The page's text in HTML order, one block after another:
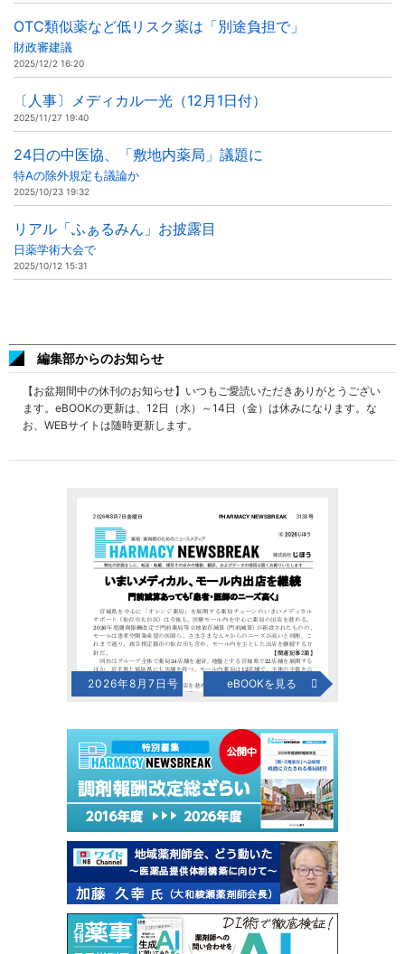
OTC類似薬など低リスク薬は「別途負担で」
財政審建議
2025/12/2 16:20
〔人事〕メディカル一光（12月1日付）
2025/11/27 19:40
24日の中医協、「敷地内薬局」議題に
特Aの除外規定も議論か
2025/10/23 19:32
リアル「ふぁるみん」お披露目
日薬学術大会で
2025/10/12 15:31
編集部からのお知らせ
【お盆期間中の休刊のお知らせ】いつもご愛読いただきありがとうござい
ます。eBOOKの更新は、12日（水）～14日（金）は休みになります。な
お、WEBサイトは随時更新します。
2026年8月7日号 eBOOKを見る